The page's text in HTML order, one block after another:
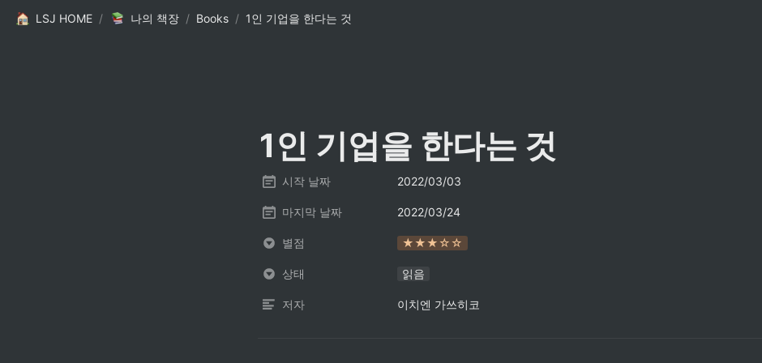
LSJ HOME / 나의 책장 / Books / 1인 기업을 한다는 것
1인 기업을 한다는 것
시작 날짜 2022/03/03
마지막 날짜 2022/03/24
별점 ★★★☆☆
상태 읽음
저자 이치엔 가쓰히코